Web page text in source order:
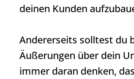
deinen Kunden
Andererseits solltest du
Äußerungen über dein
immer daran denken,